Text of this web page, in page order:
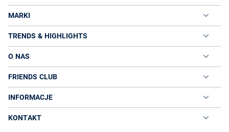
MARKI
TRENDS & HIGHLIGHTS
O NAS
FRIENDS CLUB
INFORMACJE
KONTAKT